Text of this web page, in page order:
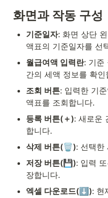
화면과 작동 구성
기준일자: 화면 상단
액표의 기준일자를 선
월급여액 입력란: 기준
간의 세액 정보를 확인
조회 버튼: 입력한 기
액표를 조회합니다.
등록 버튼(＋): 새로운
합니다.
삭제 버튼(🗑️): 선택한
저장 버튼(💾): 입력
장합니다.
엑셀 다운로드(⬇️): 현